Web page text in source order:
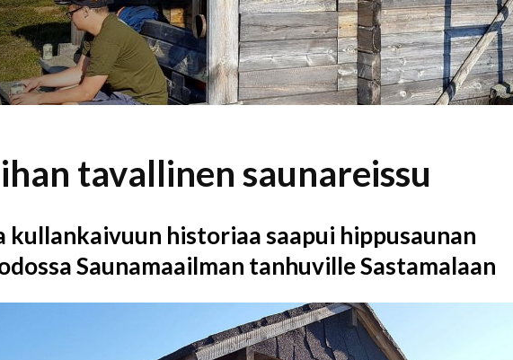
tavallinen saunareissu
kullankaivuun historiaa saapui hippusaunan
Saunamaailman tanhuville Sastamalaan